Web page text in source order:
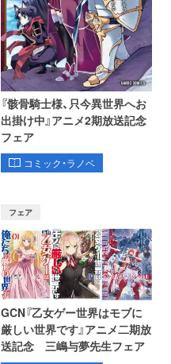
『骸骨騎士様、只今異世界へお
出掛け中』アニメ2期放送記念
フェア
コミック・ラノベ
フェア
GCN『乙女ゲー世界はモブに
厳しい世界です』アニメ二期放
送記念 三嶋与夢先生フェア